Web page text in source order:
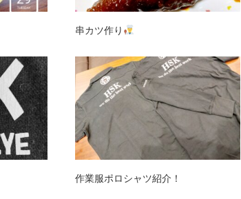
串カツ作り
作業服ポロシャツ紹介！